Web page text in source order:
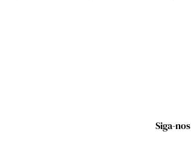
Siga-nos